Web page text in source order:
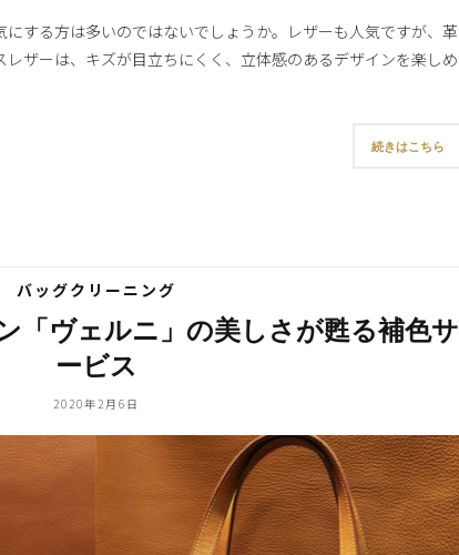
する方は多いのではないでしょうか。レザーも人気ですが、革
ザーは、キズが目立ちにくく、立体感のあるデザインを楽しめ
続きはこちら
バッグクリーニング
「ヴェルニ」の美しさが甦る補色サ
ービス
2020年2月6日